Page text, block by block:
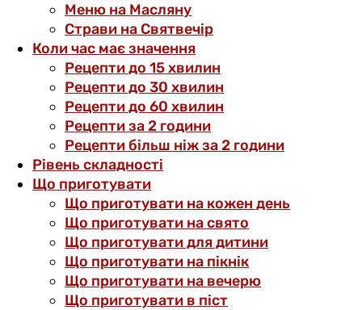
Меню на Масляну
Страви на Святвечір
Коли час має значення
Рецепти до 15 хвилин
Рецепти до 30 хвилин
Рецепти до 60 хвилин
Рецепти за 2 години
Рецепти більш ніж за 2 години
Рівень складності
Що приготувати
Що приготувати на кожен день
Що приготувати на свято
Що приготувати для дитини
Що приготувати на пікнік
Що приготувати на вечерю
Що приготувати в піст